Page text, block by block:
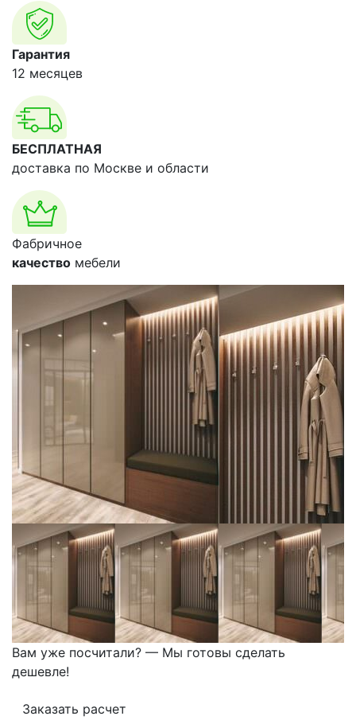
Гарантия
12 месяцев
БЕСПЛАТНАЯ
доставка по Москве и области
Фабричное
качество мебели
Вам уже посчитали? — Мы готовы сделать
дешевле!
Заказать расчет